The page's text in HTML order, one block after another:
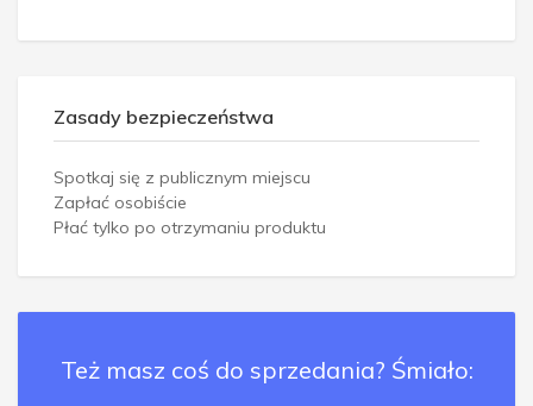
Zasady bezpieczeństwa
Spotkaj się z publicznym miejscu
Zapłać osobiście
Płać tylko po otrzymaniu produktu
Też masz coś do sprzedania? Śmiało: